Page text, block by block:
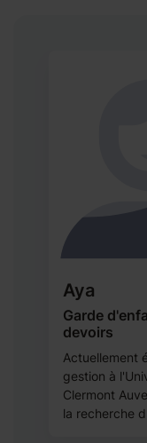
Aya
Garde
devoirs
Actuellement
gestion à
Clermont
la recherche